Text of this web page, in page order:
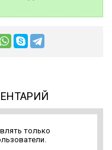
только